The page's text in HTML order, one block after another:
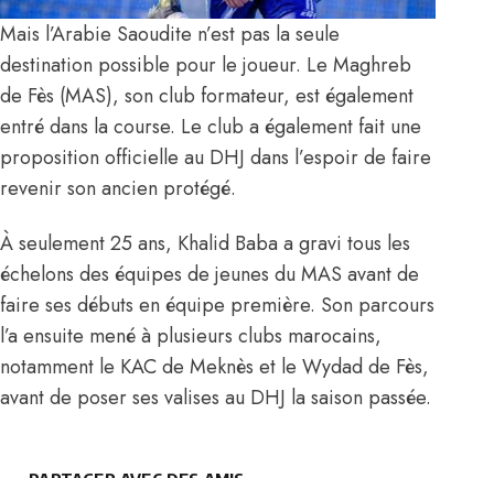
Mais l’Arabie Saoudite n’est pas la seule
destination possible pour le joueur. Le Maghreb
de Fès (MAS), son club formateur, est également
entré dans la course. Le club a également fait une
proposition officielle au DHJ dans l’espoir de faire
revenir son ancien protégé.
À seulement 25 ans, Khalid Baba a gravi tous les
échelons des équipes de jeunes du MAS avant de
faire ses débuts en équipe première. Son parcours
l’a ensuite mené à plusieurs clubs marocains,
notamment le KAC de Meknès et le Wydad de Fès,
avant de poser ses valises au DHJ la saison passée.